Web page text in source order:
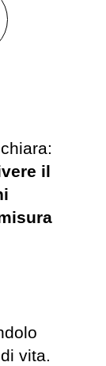
il
vita.